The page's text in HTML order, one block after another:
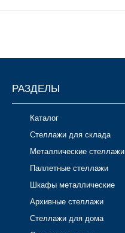
РАЗДЕЛЫ
Каталог
Стеллажи для склада
Металлические стеллажи
Паллетные стеллажи
Шкафы металлические
Архивные стеллажи
Стеллажи для дома